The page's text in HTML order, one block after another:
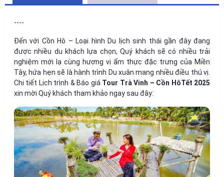
----
Đến với Cồn Hô – Loại hình Du lịch sinh thái gần đây đang
được nhiều du khách lựa chọn, Quý khách sẽ có nhiều trải
nghiệm mới lạ cùng hương vị ẩm thực đặc trưng của Miền
Tây, hứa hẹn sẽ là hành trình Du xuân mang nhiều điều thú vị.
Chi tiết Lịch trình & Báo giá Tour Trà Vinh – Cồn HôTết 2025
xin mời Quý khách tham khảo ngay sau đây: